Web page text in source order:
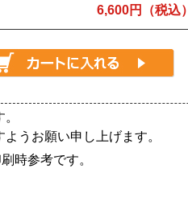
6,600円（税込）
うお願い申し上げます。
時参考です。